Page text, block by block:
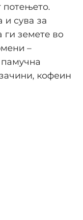
потењето.
и сува за
ги земете во
–
кофеин